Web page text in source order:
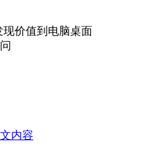
价值到电脑桌面
内容